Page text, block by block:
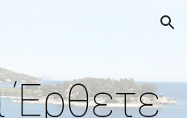
Skip to navigation